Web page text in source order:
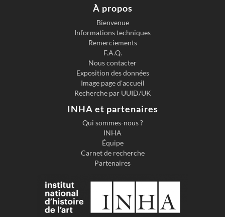
À propos
Bienvenue
Informations techniques
Remerciements
F.A.Q.
Nous contacter
Exposition des données
Image page d'accueil
Recherche par UUID/UK
INHA et partenaires
Qui sommes-nous ?
INHA
Équipe
Carnet de recherche
Partenaires